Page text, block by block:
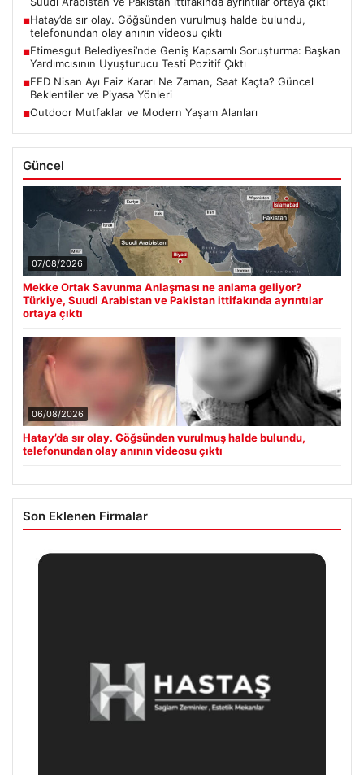
■Hatay’da sır olay. Göğsünden vurulmuş halde bulundu,
telefonundan olay anının videosu çıktı
■Etimesgut Belediyesi’nde Geniş Kapsamlı Soruşturma: Başkan
Yardımcısının Uyuşturucu Testi Pozitif Çıktı
■FED Nisan Ayı Faiz Kararı Ne Zaman, Saat Kaçta? Güncel
Beklentiler ve Piyasa Yönleri
■Outdoor Mutfaklar ve Modern Yaşam Alanları
Güncel
07/08/2026
Mekke Ortak Savunma Anlaşması ne anlama geliyor?
Türkiye, Suudi Arabistan ve Pakistan ittifakında ayrıntılar
ortaya çıktı
06/08/2026
Hatay’da sır olay. Göğsünden vurulmuş halde bulundu,
telefonundan olay anının videosu çıktı
Son Eklenen Firmalar